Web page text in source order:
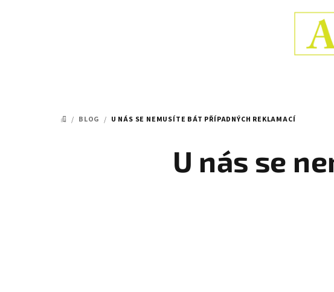
DOMŮ
/ BLOG / U NÁS SE NEMUSÍTE BÁT PŘÍPADNÝCH REKLAMACÍ
U nás se